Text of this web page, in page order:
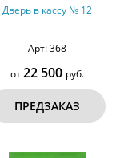
Дверь в кассу № 12
Арт: 368
от22 500 руб.
ПРЕДЗАКАЗ